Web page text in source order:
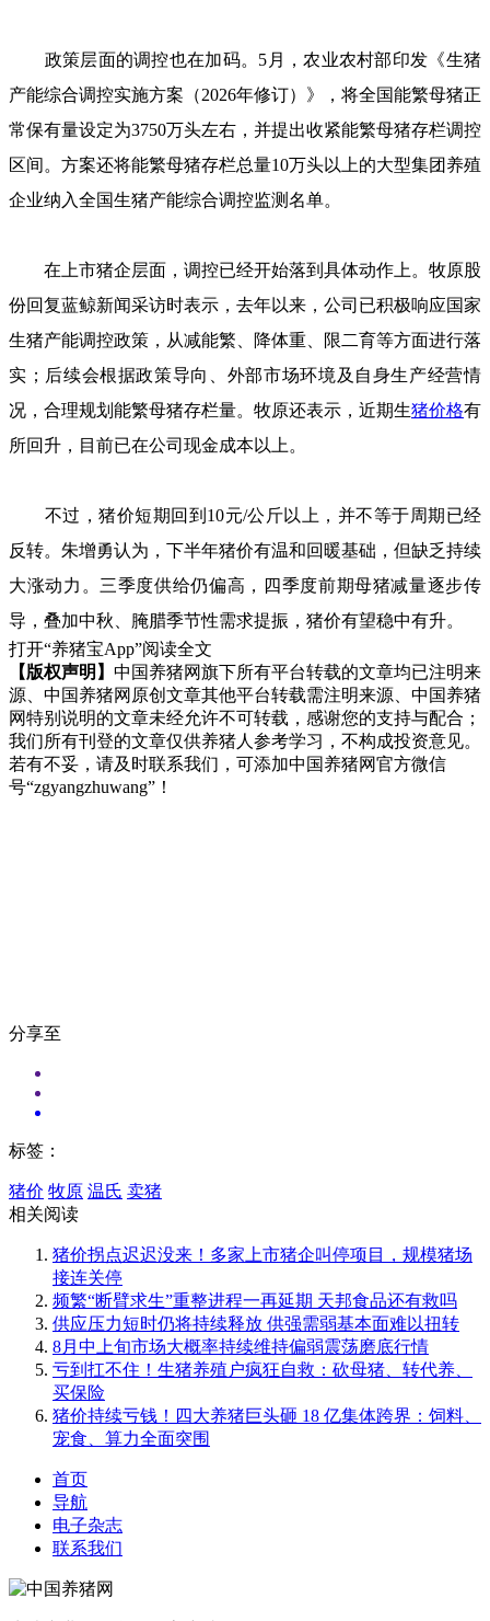
政策层面的调控也在加码。5月，农业农村部印发《生猪
产能综合调控实施方案（2026年修订）》，将全国能繁母猪正
常保有量设定为3750万头左右，并提出收紧能繁母猪存栏调控
区间。方案还将能繁母猪存栏总量10万头以上的大型集团养殖
企业纳入全国生猪产能综合调控监测名单。
在上市猪企层面，调控已经开始落到具体动作上。牧原股
份回复蓝鲸新闻采访时表示，去年以来，公司已积极响应国家
生猪产能调控政策，从减能繁、降体重、限二育等方面进行落
实；后续会根据政策导向、外部市场环境及自身生产经营情
况，合理规划能繁母猪存栏量。牧原还表示，近期生猪价格有
所回升，目前已在公司现金成本以上。
不过，猪价短期回到10元/公斤以上，并不等于周期已经
反转。朱增勇认为，下半年猪价有温和回暖基础，但缺乏持续
大涨动力。三季度供给仍偏高，四季度前期母猪减量逐步传
导，叠加中秋、腌腊季节性需求提振，猪价有望稳中有升。
打开“养猪宝App”阅读全文
【版权声明】 中国养猪网旗下所有平台转载的文章均已注明来
源、中国养猪网原创文章其他平台转载需注明来源、中国养猪
网特别说明的文章未经允许不可转载，感谢您的支持与配合；
我们所有刊登的文章仅供养猪人参考学习，不构成投资意见。
若有不妥，请及时联系我们，可添加中国养猪网官方微信
号“zgyangzhuwang”！
分享至
标签：
猪价 牧原 温氏 卖猪
相关阅读
猪价拐点迟迟没来！多家上市猪企叫停项目，规模猪场
接连关停
频繁“断臂求生”重整进程一再延期 天邦食品还有救吗
供应压力短时仍将持续释放 供强需弱基本面难以扭转
8月中上旬市场大概率持续维持偏弱震荡磨底行情
亏到扛不住！生猪养殖户疯狂自救：砍母猪、转代养、
买保险
猪价持续亏钱！四大养猪巨头砸 18 亿集体跨界：饲料、
宠食、算力全面突围
首页
导航
电子杂志
联系我们